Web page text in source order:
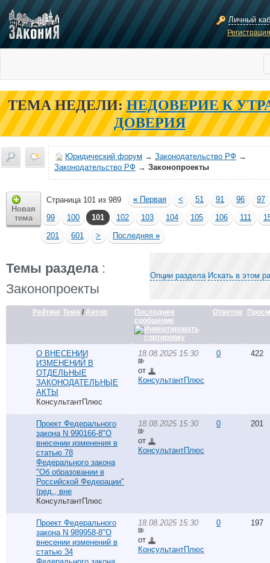
Личный
ТЕМА НЕДЕЛИ: НЕДОВЕРИЕ К
ДОВЕРИЯ
Юридический форум → Законодательство РФ →
Законодательство РФ → Законопроекты
Новая
тема
Страница 101 из 989 « Первая < 51 91 96
97
99
100 101 102 103 104 105 106 111
201
601 > Последняя »
Темы раздела:
Законопроекты
Опции раздела Искать в этом
Рейтинг Тема / Автор
Последнее
сообщение
Ответов
О ВНЕСЕНИИ
ИЗМЕНЕНИЙ В
ОТДЕЛЬНЫЕ
ЗАКОНОДАТЕЛЬНЫЕ
АКТЫ
КонсультантПлюс
18.08.2025 15:30
от
КонсультантПлюс
0 422
Проект Федерального
закона N 990166-8"О
внесении изменения в
статью 78
Федерального закона
"Об образовании в
Российской Федерации"
(ред., вне
КонсультантПлюс
18.08.2025 15:30
от
КонсультантПлюс
0 201
Проект Федерального
закона N 989958-8"О
внесении изменений в
статью 34
18.08.2025 15:30
от
КонсультантПлюс
0 197